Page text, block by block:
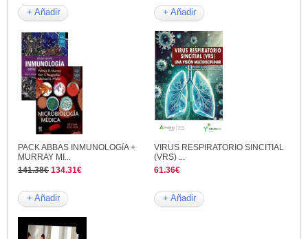
+ Añadir + Añadir
PACK ABBAS INMUNOLOGíA +
MURRAY MI...
141.38€ 134.31€
+ Añadir
VIRUS RESPIRATORIO SINCITIAL
(VRS) ...
61.36€
+ Añadir